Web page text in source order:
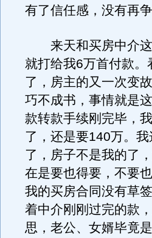
有了信任感，没有再
来天和买房中介这
就打给我6万首付款
了，房主的又一次变
巧不成书，事情就是
款转款手续刚完毕，
了，还是要140万。
了，房子不是我的了
在是要也得要，不要
我的买房合同没有草
着中介刚刚过完的款
思，老公、女婿毕竟